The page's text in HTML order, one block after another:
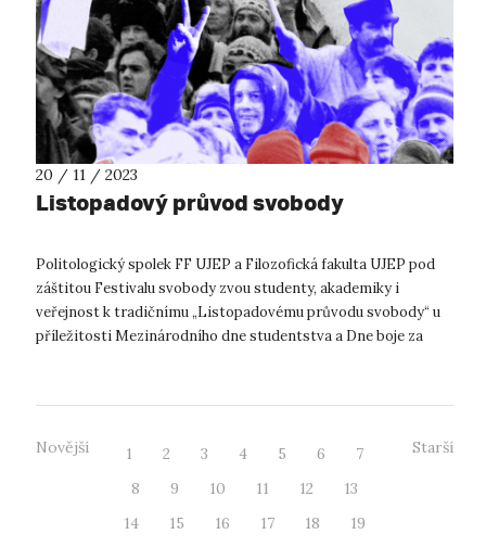
20 / 11 / 2023
Listopadový průvod svobody
Politologický spolek FF UJEP a Filozofická fakulta UJEP pod
záštitou Festivalu svobody zvou studenty, akademiky i
veřejnost k tradičnímu „Listopadovému průvodu svobody“ u
příležitosti Mezinárodního dne studentstva a Dne boje za
Novější 1 2 3 4 5 6
7
8
9 10 11 12
13
14
15 16 17 18
19
Starší